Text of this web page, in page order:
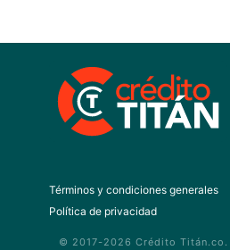
Términos y condiciones generales
Política de privacidad
© 2017-2026 Crédito